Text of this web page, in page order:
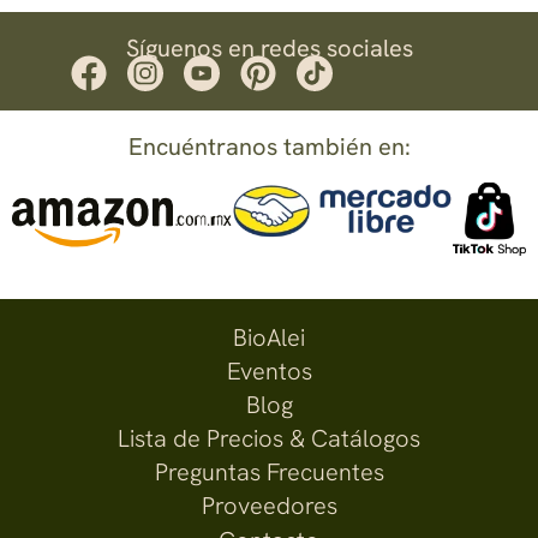
Síguenos en redes sociales
Encuéntranos también en:
BioAlei
Eventos
Blog
Lista de Precios & Catálogos
Preguntas Frecuentes
Proveedores